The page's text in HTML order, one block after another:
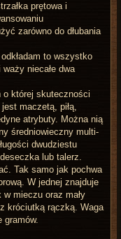
prętowa i
zarówno do dłubania
to wszystko
niecałe dwa
o której skuteczności
maczetą, piłą,
atrybuty. Można nią
średniowieczny multi-
dwudziestu
lub talerz.
Tak samo jak pochwa
W jednej znajduje
w mieczu oraz mały
króciutką rączką. Waga
gramów.